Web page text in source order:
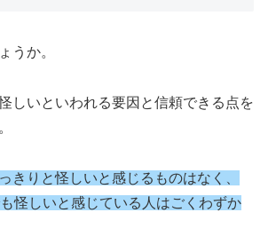
うか。
しいといわれる要因と信頼できる点を
きりと怪しいと感じるものはなく、
怪しいと感じている人はごくわずか